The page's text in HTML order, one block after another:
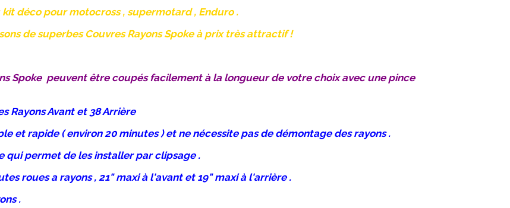
déco pour motocross , supermotard , Enduro .
de superbes Couvres Rayons Spoke à prix très attractif !
Spoke peuvent être coupés facilement à la longueur de votre choix avec une pince
Rayons Avant et 38 Arrière
et rapide ( environ 20 minutes ) et ne nécessite pas de démontage des rayons .
qui permet de les installer par clipsage .
roues a rayons , 21" maxi à l'avant et 19" maxi à l'arrière .
.